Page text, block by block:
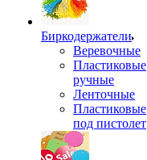
Биркодержатели
Веревочные
Пластиковые
ручные
Ленточные
Пластиковые
под пистолет